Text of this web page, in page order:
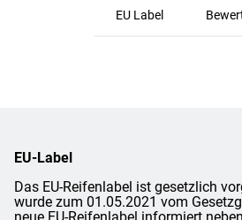
EU Label
EU-Label
Das EU-Reifenlabel ist gesetzlich
wurde zum 01.05.2021 vom